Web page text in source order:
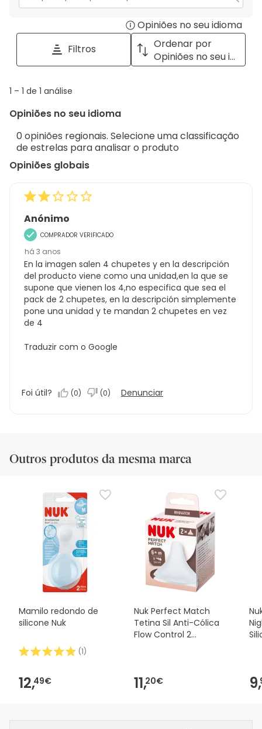
Opiniões no seu idioma
a
with
Filtros
Ordenar por
Opiniões no seu idioma
1
1
análise
1 – 1 de 1 análise
Opiniões no seu idioma
0 opiniões regionais. Selecione uma classificação
de estrelas para analisar o produto
Opiniões globais
Anónimo
COMPRADOR VERIFICADO
há 3 anos
En la imagen salen 4 chupetes y en la descripción
del producto viene como una unidad,en la que se
supone que vienen los 4,no especifica que sea el
pack de 2 chupetes, en la descripción simplemente
pone una unidad y te mandan 2 chupetes en vez
de 4
Traduzir com o Google
Foi útil? (0) (0) Denunciar
Outros produtos da mesma marca
Mamilo redondo de
silicone Nuk
(1)
12,49€
Nuk Perfect Match
Tetina Sil Anti-Cólica
Flow Control 2
11,20€ 9,